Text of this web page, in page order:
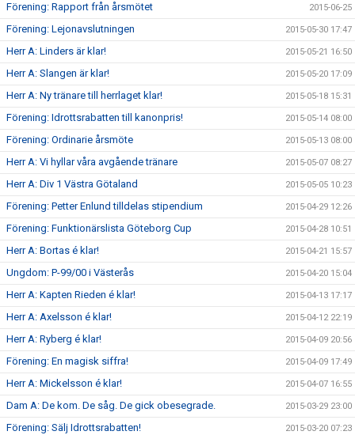
Förening: Rapport från årsmötet 2015-06-25
Förening: Lejonavslutningen 2015-05-30 17:47
Herr A: Linders är klar! 2015-05-21 16:50
Herr A: Slangen är klar! 2015-05-20 17:09
Herr A: Ny tränare till herrlaget klar! 2015-05-18 15:31
Förening: Idrottsrabatten till kanonpris! 2015-05-14 08:00
Förening: Ordinarie årsmöte 2015-05-13 08:00
Herr A: Vi hyllar våra avgående tränare 2015-05-07 08:27
Herr A: Div 1 Västra Götaland 2015-05-05 10:23
Förening: Petter Enlund tilldelas stipendium 2015-04-29 12:26
Förening: Funktionärslista Göteborg Cup 2015-04-28 10:51
Herr A: Bortas é klar! 2015-04-21 15:57
Ungdom: P-99/00 i Västerås 2015-04-20 15:04
Herr A: Kapten Rieden é klar! 2015-04-13 17:17
Herr A: Axelsson é klar! 2015-04-12 22:19
Herr A: Ryberg é klar! 2015-04-09 20:56
Förening: En magisk siffra! 2015-04-09 17:49
Herr A: Mickelsson é klar! 2015-04-07 16:55
Dam A: De kom. De såg. De gick obesegrade. 2015-03-29 23:00
Förening: Sälj Idrottsrabatten! 2015-03-20 07:23